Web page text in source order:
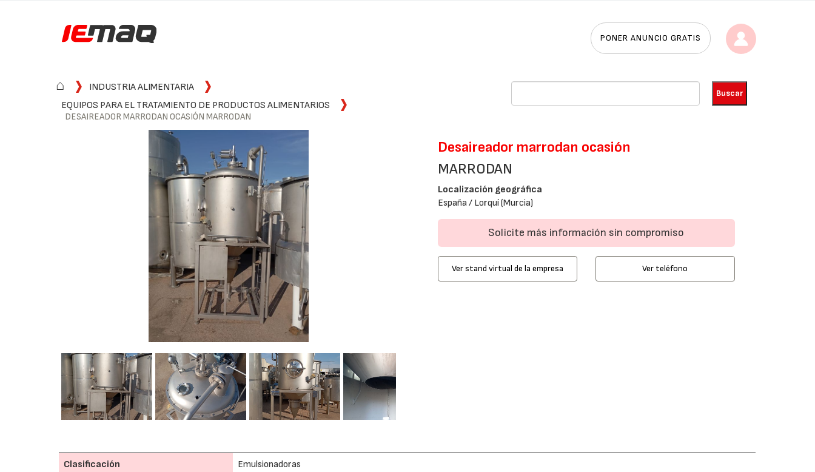
PONER ANUNCIO GRATIS
⌂
INDUSTRIA ALIMENTARIA
EQUIPOS PARA EL TRATAMIENTO DE PRODUCTOS ALIMENTARIOS
DESAIREADOR MARRODAN OCASIÓN MARRODAN
Desaireador marrodan ocasión
MARRODAN
Localización geográfica
España / Lorquí (Murcia)
Solicite más información sin compromiso
Ver stand virtual de la empresa Ver teléfono
Clasificación Emulsionadoras